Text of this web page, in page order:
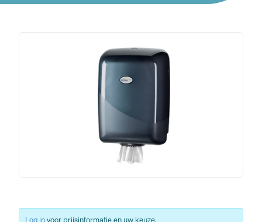
Log in voor prijsinformatie en uw keuze.